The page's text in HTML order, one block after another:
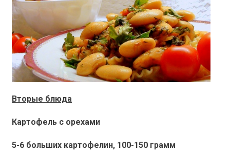
Вторые блюда
Картофель с орехами
5-6 больших картофелин, 100-150 грамм